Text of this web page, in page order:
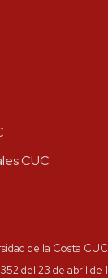
CUC
de la Costa
del 23 de abril de